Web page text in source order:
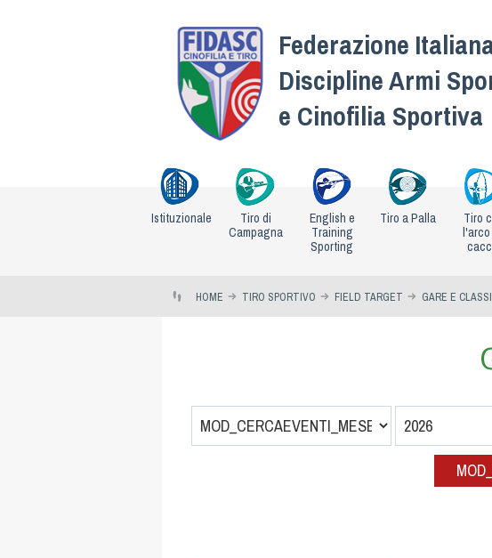
Federazione
Discipline Armi
e Cinofilia Sportiva
Istituzionale
Tiro di
Campagna
English e
Training
Sporting
Tiro a Palla
Tiro
HOME TIRO SPORTIVO FIELD TARGET GARE E